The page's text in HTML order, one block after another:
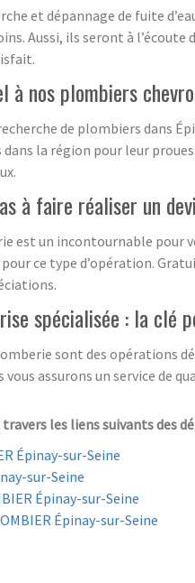
et dépannage de fuite
Aussi, ils seront à
à nos plombiers
de plombiers dans
la région pour leur
à faire réaliser un
est un incontournable pour
ce type d’opération.
spécialisée : la clé
sont des opérations
vous assurons un service de
les liens suivants des
Épinay-sur-Seine
sur-Seine
Épinay-sur-Seine
Épinay-sur-Seine